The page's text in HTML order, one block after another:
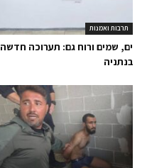
תרבות ואמנות
ים, שמים ורוח גם: תערוכה חדשה
בנתניה